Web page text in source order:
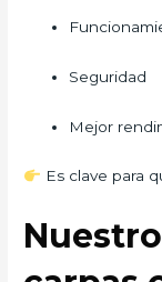
Seguridad
Mejor
Es clave para